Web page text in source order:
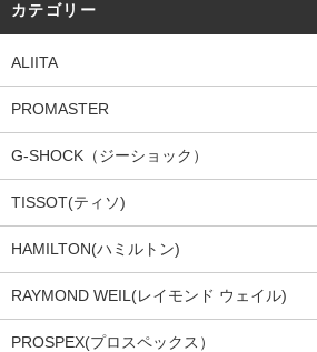
カテゴリー
ALIITA
PROMASTER
G-SHOCK（ジーショック）
TISSOT(ティソ)
HAMILTON(ハミルトン)
RAYMOND WEIL(レイモンド ウェイル)
PROSPEX(プロスペックス）